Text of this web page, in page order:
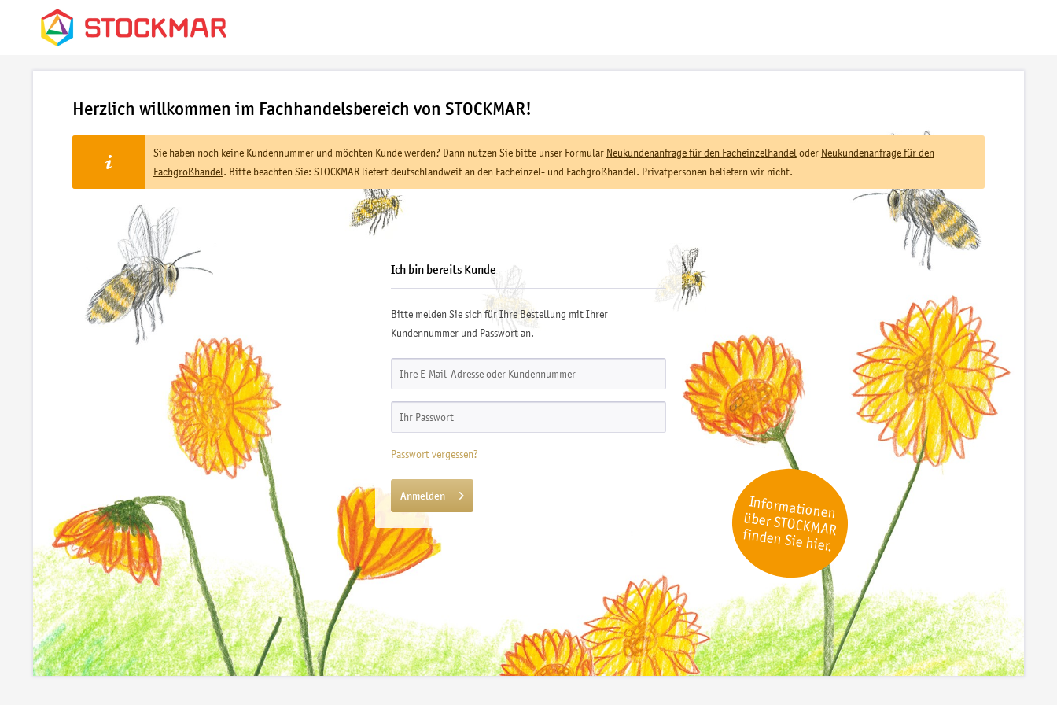
Herzlich willkommen im Fachhandelsbereich von STOCKMAR!
Sie haben noch keine Kundennummer und möchten Kunde werden? Dann nutzen Sie bitte unser Formular Neukundenanfrage für den Facheinzelhandel oder Neukundenanfrage für den
Fachgroßhandel. Bitte beachten Sie: STOCKMAR liefert deutschlandweit an den Facheinzel- und Fachgroßhandel. Privatpersonen beliefern wir nicht.
Ich bin bereits Kunde
Bitte melden Sie sich für Ihre Bestellung mit Ihrer
Kundennummer und Passwort an.
Passwort vergessen?
Anmelden Informationen
über STOCKMAR
finden Sie hier.